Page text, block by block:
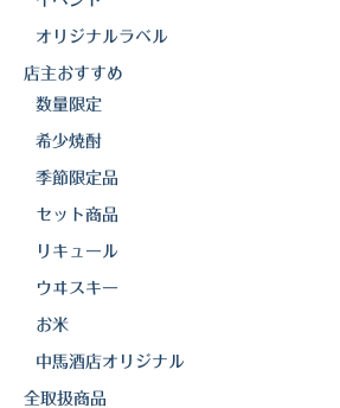
吹上焼酎
田崎酒造
三和酒類
雲海酒造
配送について
特定商取引法の表記
オリジナルラベル
店主おすすめ
数量限定
希少焼酎
季節限定品
セット商品
リキュール
ウヰスキー
お米
中馬酒店オリジナル
全取扱商品